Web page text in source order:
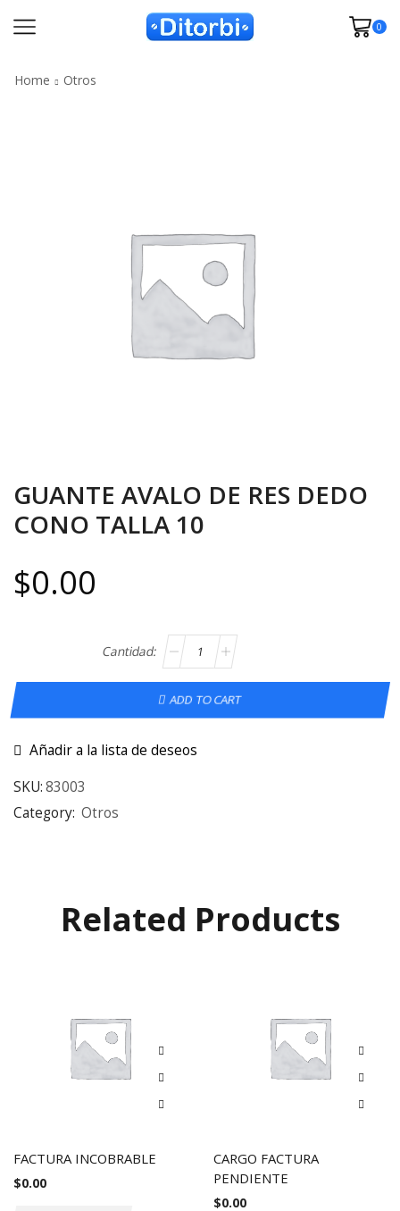
0
Home Otros
GUANTE AVALO DE RES DEDO
CONO TALLA 10
$0.00
ADD TO CART
Añadir a la lista de deseos
SKU:83003
Category: Otros
Related Products
FACTURA INCOBRABLE
$0.00
CARGO FACTURA
PENDIENTE
$0.00